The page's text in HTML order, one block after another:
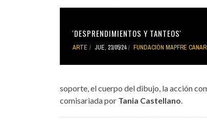
'DESPRENDIMIENTOS Y TANTEOS'
ARTE JUE, 23/05/24 FUNDACIÓN MAPFRE
soporte, el cuerpo del dibujo, la acción
comisariada por Tania Castellano